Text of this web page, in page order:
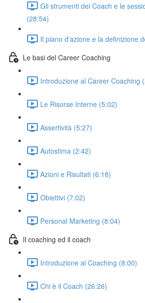
Gli strumenti dei Coach e le
(28:54)
Il piano d'azione e la definizione
Le basi del Career Coaching
Introduzione al Career Coaching
Le Risorse Interne (5:02)
Assertività (5:27)
Autostima (2:42)
Azioni e Risultati (6:18)
Obiettivi (7:02)
Personal Marketing (8:04)
Il coaching ed il coach
Introduzione al Coaching (8:00)
Chi è il Coach (26:26)